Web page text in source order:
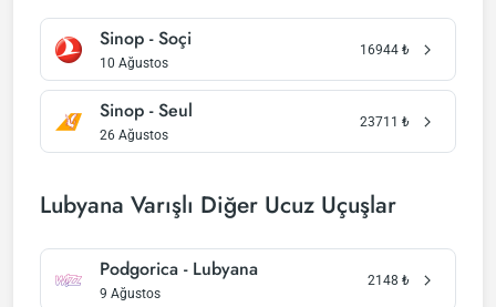
Sinop - Soçi
10 Ağustos
16944 ₺
Sinop - Seul
26 Ağustos
23711 ₺
Lubyana Varışlı Diğer Ucuz Uçuşlar
Podgorica - Lubyana
9 Ağustos
2148 ₺